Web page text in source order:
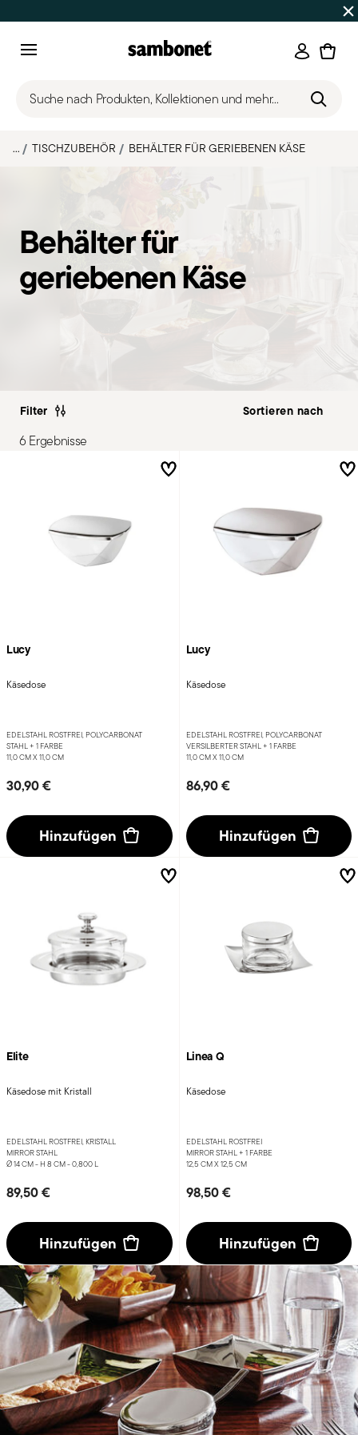
Bis zu 50% Rabatt | Bestellungen 7.–16.
Suche nach Produkten, Kollektionen und mehr...
... TISCHZUBEHÖR BEHÄLTER FÜR GERIEBENEN KÄSE
Behälter für
geriebenen Käse
Filter
6 Ergebnisse
Lucy
Käsedose
EDELSTAHL ROSTFREI, POLYCARBONAT
STAHL + 1 FARBE
11,0 CM X 11,0 CM
30,90 €
Hinzufügen
Lucy
Käsedose
EDELSTAHL ROSTFREI, POLYCARBONAT
VERSILBERTER STAHL + 1 FARBE
11,0 CM X 11,0 CM
86,90 €
Hinzufügen
Elite
Käsedose mit Kristall
EDELSTAHL ROSTFREI, KRISTALL
MIRROR STAHL
Ø 14 CM - H 8 CM - 0,800 L
89,50 €
Hinzufügen
Linea Q
Käsedose
EDELSTAHL ROSTFREI
MIRROR STAHL + 1 FARBE
12,5 CM X 12,5 CM
98,50 €
Hinzufügen